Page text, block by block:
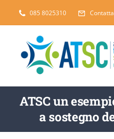
085 8025310
CHI SIAMO
ATSC un
a sostegno